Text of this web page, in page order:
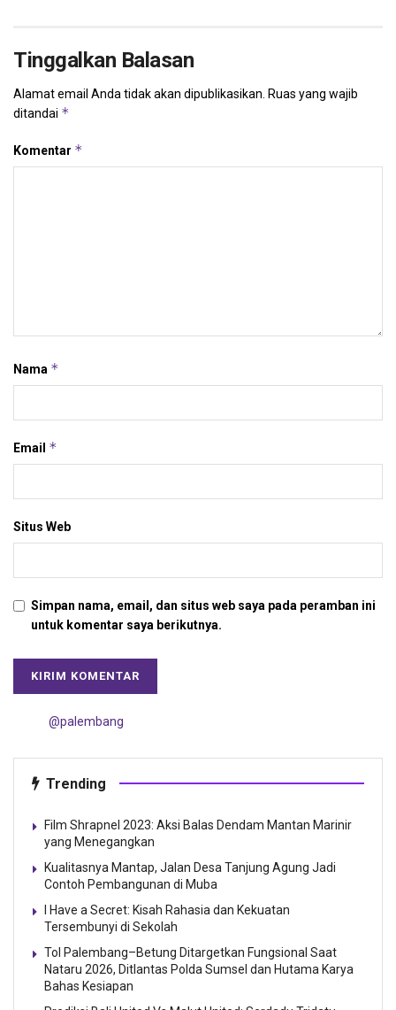
Tinggalkan Balasan
Alamat email Anda tidak akan dipublikasikan. Ruas yang wajib
ditandai *
Komentar *
Nama *
Email *
Situs Web
Simpan nama, email, dan situs web saya pada peramban ini
untuk komentar saya berikutnya.
@palembang
Trending
Film Shrapnel 2023: Aksi Balas Dendam Mantan Marinir
yang Menegangkan
Kualitasnya Mantap, Jalan Desa Tanjung Agung Jadi
Contoh Pembangunan di Muba
I Have a Secret: Kisah Rahasia dan Kekuatan
Tersembunyi di Sekolah
Tol Palembang–Betung Ditargetkan Fungsional Saat
Nataru 2026, Ditlantas Polda Sumsel dan Hutama Karya
Bahas Kesiapan